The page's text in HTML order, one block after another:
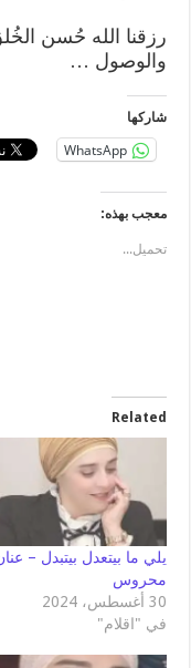
رزقنا الله حُسن
والوصول …
شاركها
WhatsApp
معجب بهذه:
تحميل...
Related
يلي ما بيتعدل بيتبدل –
محروس
30 أغسطس، 2024
في "اقلام"